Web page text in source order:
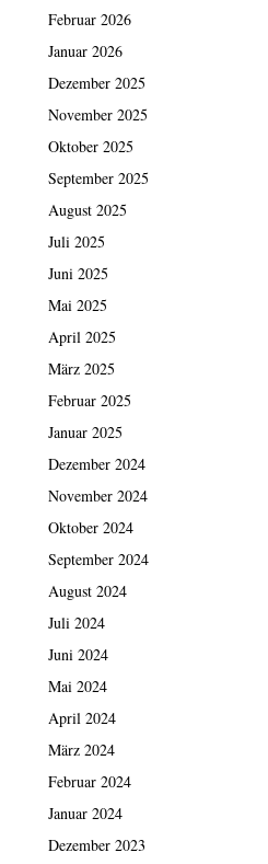
Februar 2026
Januar 2026
Dezember 2025
November 2025
Oktober 2025
September 2025
August 2025
Juli 2025
Juni 2025
Mai 2025
April 2025
März 2025
Februar 2025
Januar 2025
Dezember 2024
November 2024
Oktober 2024
September 2024
August 2024
Juli 2024
Juni 2024
Mai 2024
April 2024
März 2024
Februar 2024
Januar 2024
Dezember 2023